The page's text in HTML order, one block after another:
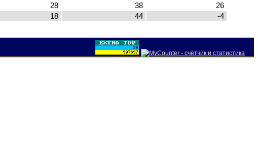
28 38
26
18 44 -4